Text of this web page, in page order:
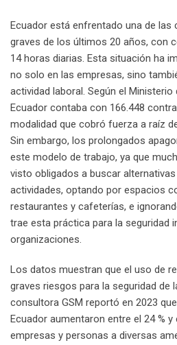
Ecuador está enfrentado una de las
graves de los últimos 20 años, con
14 horas diarias. Esta situación ha
no solo en las empresas, sino
actividad laboral. Según el Ministerio
Ecuador contaba con 166.448
modalidad que cobró fuerza a raíz
Sin embargo, los prolongados
este modelo de trabajo, ya que
visto obligados a buscar
actividades, optando por espacios
restaurantes y cafeterías, e
trae esta práctica para la seguridad
organizaciones.
Los datos muestran que el uso de
graves riesgos para la seguridad de
consultora GSM reportó en 2023
Ecuador aumentaron entre el 24 % y
empresas y personas a diversas